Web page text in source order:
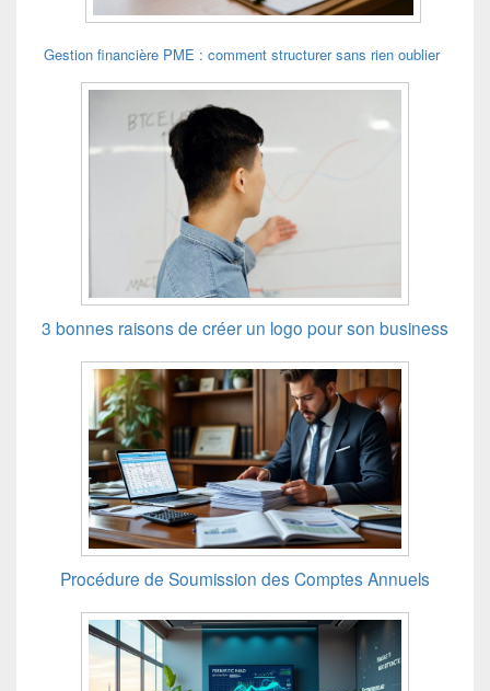
Gestion financière PME : comment structurer sans rien oublier
3 bonnes raisons de créer un logo pour son business
Procédure de Soumission des Comptes Annuels